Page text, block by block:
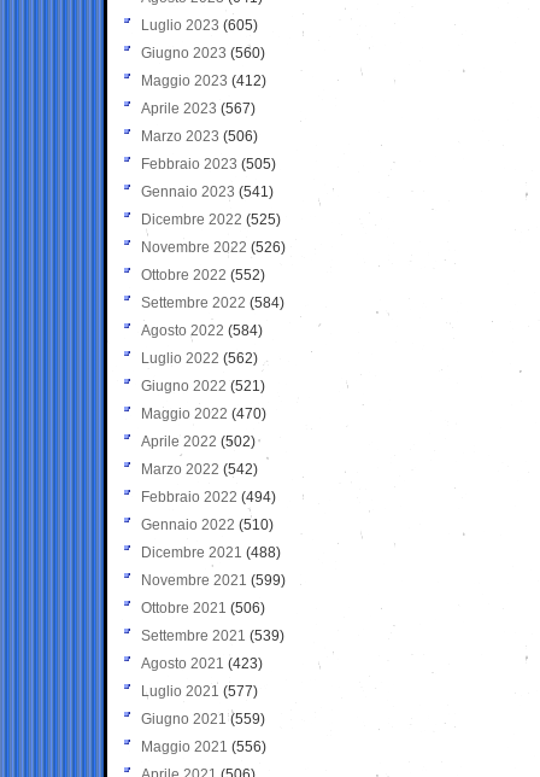
Luglio 2023 (605)
Giugno 2023 (560)
Maggio 2023 (412)
Aprile 2023 (567)
Marzo 2023 (506)
Febbraio 2023 (505)
Gennaio 2023 (541)
Dicembre 2022 (525)
Novembre 2022 (526)
Ottobre 2022 (552)
Settembre 2022 (584)
Agosto 2022 (584)
Luglio 2022 (562)
Giugno 2022 (521)
Maggio 2022 (470)
Aprile 2022 (502)
Marzo 2022 (542)
Febbraio 2022 (494)
Gennaio 2022 (510)
Dicembre 2021 (488)
Novembre 2021 (599)
Ottobre 2021 (506)
Settembre 2021 (539)
Agosto 2021 (423)
Luglio 2021 (577)
Giugno 2021(559)
Maggio 2021 (556)